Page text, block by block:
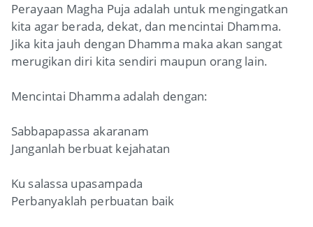
Perayaan Magha Puja adalah untuk mengingatkan
kita agar berada, dekat, dan mencintai Dhamma.
Jika kita jauh dengan Dhamma maka akan sangat
merugikan diri kita sendiri maupun orang lain.
Mencintai Dhamma adalah dengan:
Sabbapapassa akaranam
Janganlah berbuat kejahatan
Ku salassa upasampada
Perbanyaklah perbuatan baik